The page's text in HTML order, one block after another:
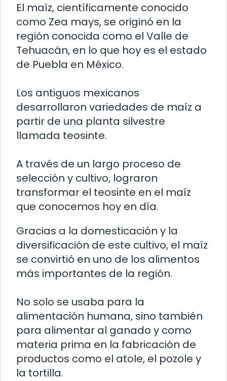
El maíz, científicamente conocido
como Zea mays, se originó en la
región conocida como el Valle de
Tehuacán, en lo que hoy es el estado
de Puebla en México.
Los antiguos mexicanos
desarrollaron variedades de maíz a
partir de una planta silvestre
llamada teosinte.
A través de un largo proceso de
selección y cultivo, lograron
transformar el teosinte en el maíz
que conocemos hoy en día.
Gracias a la domesticación y la
diversificación de este cultivo, el maíz
se convirtió en uno de los alimentos
más importantes de la región.
No solo se usaba para la
alimentación humana, sino también
para alimentar al ganado y como
materia prima en la fabricación de
productos como el atole, el pozole y
la tortilla.